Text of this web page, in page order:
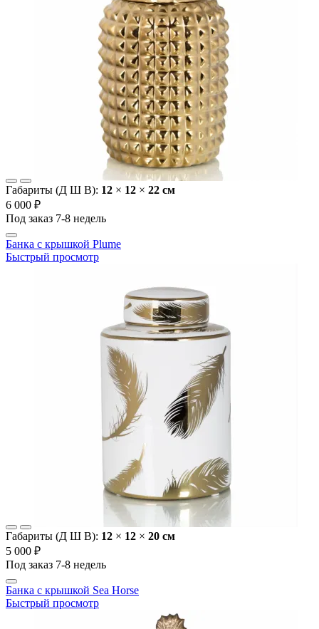
Габариты (Д Ш В): 12 × 12 × 22 cм
6 000 ₽
Под заказ 7-8 недель
Банка с крышкой Plume
Быстрый просмотр
Габариты (Д Ш В): 12 × 12 × 20 cм
5 000 ₽
Под заказ 7-8 недель
Банка с крышкой Sea Horse
Быстрый просмотр